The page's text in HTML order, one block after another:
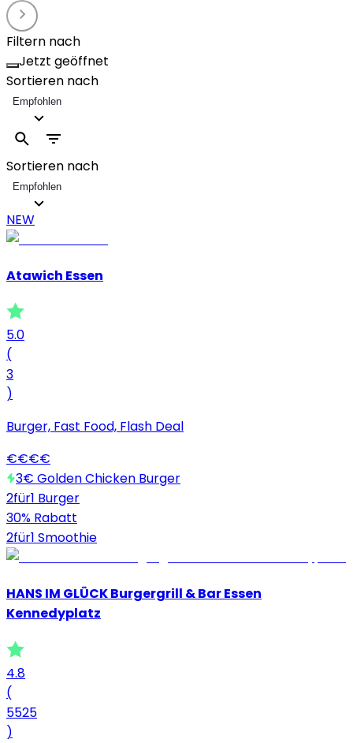
Filtern nach
Jetzt geöffnet
Sortieren nach
Empfohlen
Sortieren nach
Empfohlen
NEW
Atawich Essen
5.0
(
3
)
Burger, Fast Food, Flash Deal
€€€€
3€ Golden Chicken Burger
2für1 Burger
30% Rabatt
2für1 Smoothie
HANS IM GLÜCK Burgergrill & Bar Essen
Kennedyplatz
4.8
(
5525
)